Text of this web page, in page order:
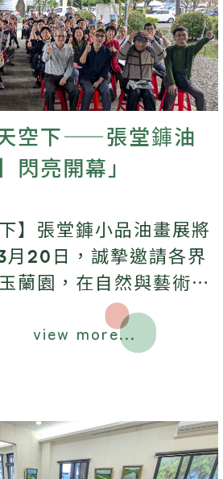
天空下——張堂龲油
閃亮開幕」
】張堂龲小品油畫展將
月20日，誠摯邀請各界
蘭園，在自然與藝術交
味畫作的靜謐與深
view more...